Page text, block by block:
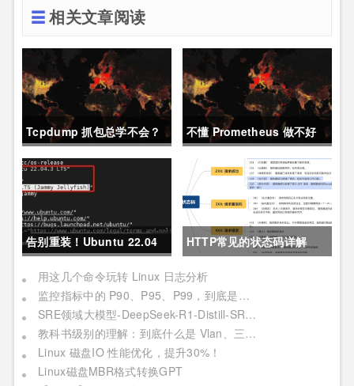
相关文章阅读
Tcpdump 抓包总学不会？
这篇保姆级教程，今天可以
拿下！
不懂 Prometheus 做不好
运维？那就来看这一篇干货
吧。
告别重装！Ubuntu 22.04
直升24.04教程，零数据丢
失的终极方案
HTTP常见的状态码详解
用这几个命令玩转 Linux 日志分析
监控指标中的 P90、P95、P99，到底是个啥？
SRE领域大模型-DeepSeek-R1-Distill-SRE-Qwen-32B-INT8
教科书级别的理解：到底什么是 Vlan、三层交换机、网关与DNS？
Linux 磁盘IO 性能优化，提升30%！
Linux磁盘MBR格式转换GPT